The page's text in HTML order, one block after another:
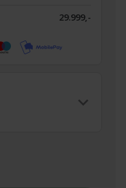
29.999,-